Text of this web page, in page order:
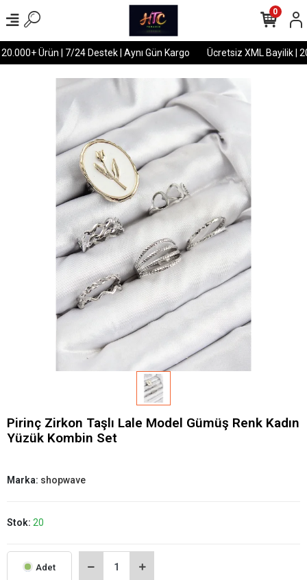
Ürün | 7/24 Destek | Aynı Gün Kargo Ücretsiz XML Bayilik |
0
Pirinç Zirkon Taşlı Lale Model Gümüş Renk Kadın
Yüzük Kombin Set
Marka: shopwave
Stok: 20
Adet